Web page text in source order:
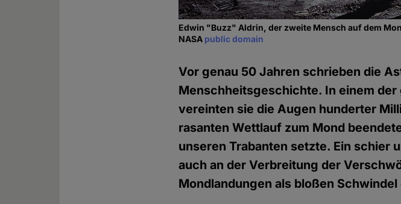
Edwin "Buzz" Aldrin, der zweite Mensch auf dem
NASA public domain
Vor genau 50 Jahren schrieben die
Menschheitsgeschichte. In einem
vereinten sie die Augen hunderter
rasanten Wettlauf zum Mond
unseren Trabanten setzte. Ein schier
auch an der Verbreitung der
Mondlandungen als bloßen